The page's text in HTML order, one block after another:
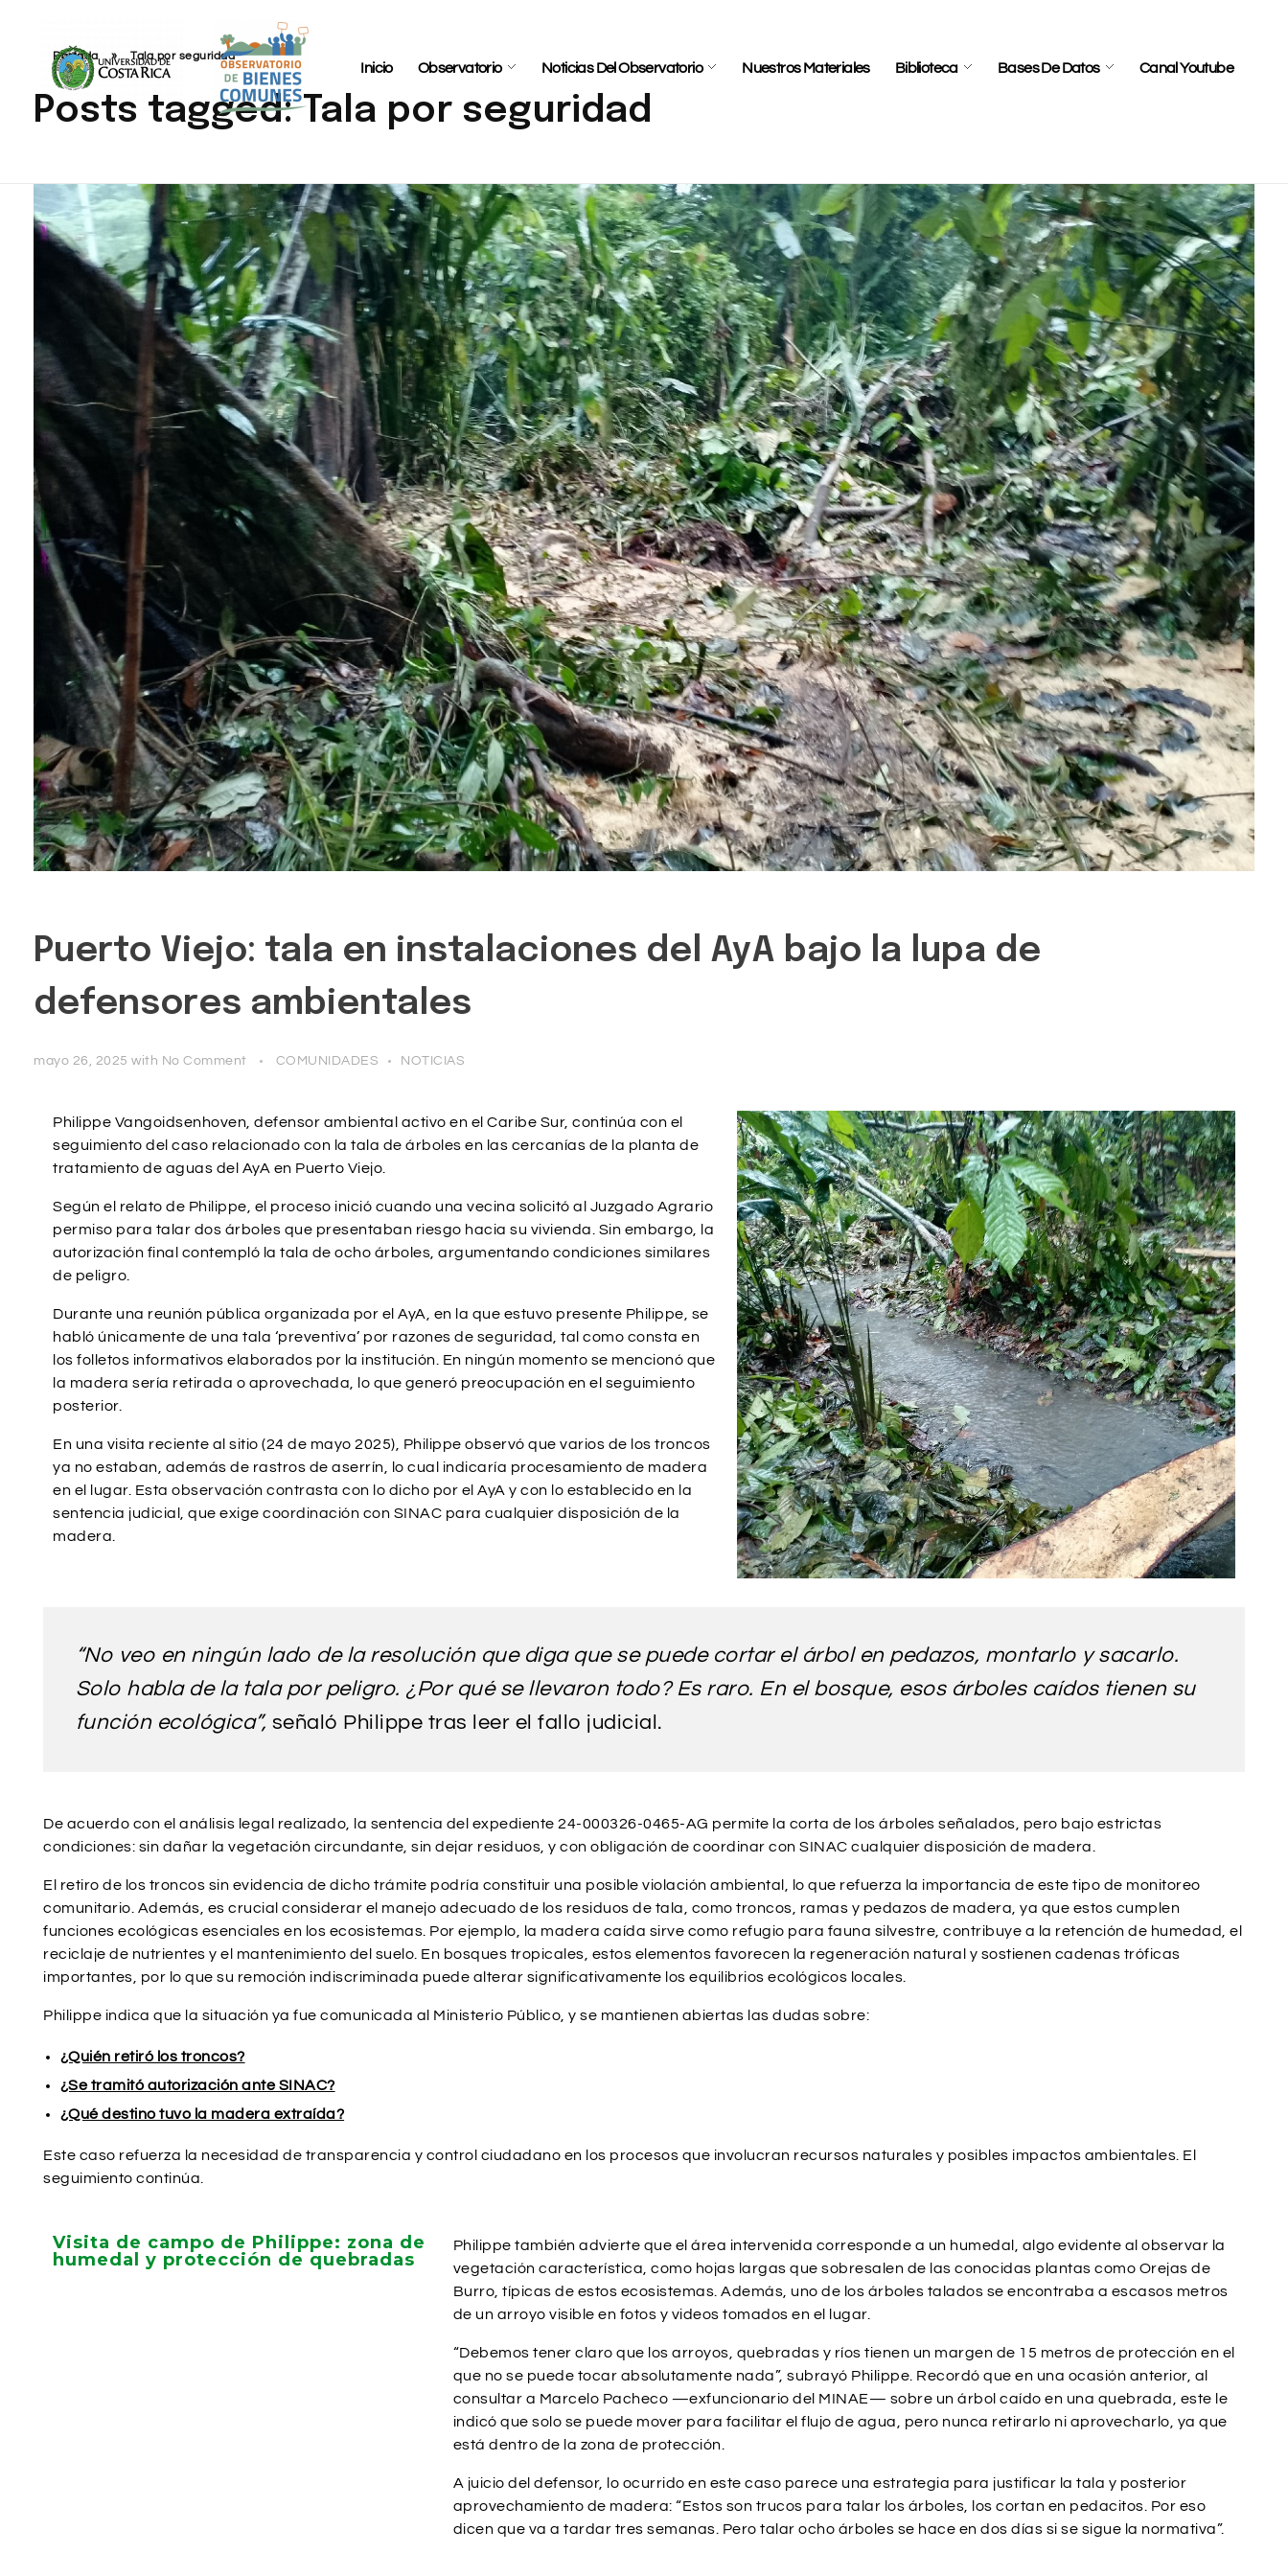
Inicio Observatorio Noticias Del Observatorio Nuestros Materiales Biblioteca Bases De Datos Canal Youtube
Portada » Tala por seguridad
Posts tagged: Tala por seguridad
Puerto Viejo: tala en instalaciones del AyA bajo la lupa de
defensores ambientales
mayo 26, 2025 with No Comment COMUNIDADES NOTICIAS
Philippe Vangoidsenhoven, defensor ambiental activo en el Caribe Sur, continúa con el
seguimiento del caso relacionado con la tala de árboles en las cercanías de la planta de
tratamiento de aguas del AyA en Puerto Viejo.
Según el relato de Philippe, el proceso inició cuando una vecina solicitó al Juzgado Agrario
permiso para talar dos árboles que presentaban riesgo hacia su vivienda. Sin embargo, la
autorización final contempló la tala de ocho árboles, argumentando condiciones similares
de peligro.
Durante una reunión pública organizada por el AyA, en la que estuvo presente Philippe, se
habló únicamente de una tala ‘preventiva’ por razones de seguridad, tal como consta en
los folletos informativos elaborados por la institución. En ningún momento se mencionó que
la madera sería retirada o aprovechada, lo que generó preocupación en el seguimiento
posterior.
En una visita reciente al sitio (24 de mayo 2025), Philippe observó que varios de los troncos
ya no estaban, además de rastros de aserrín, lo cual indicaría procesamiento de madera
en el lugar. Esta observación contrasta con lo dicho por el AyA y con lo establecido en la
sentencia judicial, que exige coordinación con SINAC para cualquier disposición de la
madera.
“No veo en ningún lado de la resolución que diga que se puede cortar el árbol en pedazos, montarlo y sacarlo.
Solo habla de la tala por peligro. ¿Por qué se llevaron todo? Es raro. En el bosque, esos árboles caídos tienen su
función ecológica”, señaló Philippe tras leer el fallo judicial.
De acuerdo con el análisis legal realizado, la sentencia del expediente 24-000326-0465-AG permite la corta de los árboles señalados, pero bajo estrictas
condiciones: sin dañar la vegetación circundante, sin dejar residuos, y con obligación de coordinar con SINAC cualquier disposición de madera.
El retiro de los troncos sin evidencia de dicho trámite podría constituir una posible violación ambiental, lo que refuerza la importancia de este tipo de monitoreo
comunitario. Además, es crucial considerar el manejo adecuado de los residuos de tala, como troncos, ramas y pedazos de madera, ya que estos cumplen
funciones ecológicas esenciales en los ecosistemas. Por ejemplo, la madera caída sirve como refugio para fauna silvestre, contribuye a la retención de humedad, el
reciclaje de nutrientes y el mantenimiento del suelo. En bosques tropicales, estos elementos favorecen la regeneración natural y sostienen cadenas tróficas
importantes, por lo que su remoción indiscriminada puede alterar significativamente los equilibrios ecológicos locales.
Philippe indica que la situación ya fue comunicada al Ministerio Público, y se mantienen abiertas las dudas sobre:
¿Quién retiró los troncos?
¿Se tramitó autorización ante SINAC?
¿Qué destino tuvo la madera extraída?
Este caso refuerza la necesidad de transparencia y control ciudadano en los procesos que involucran recursos naturales y posibles impactos ambientales. El
seguimiento continúa.
Visita de campo de Philippe: zona de
humedal y protección de quebradas
Philippe también advierte que el área intervenida corresponde a un humedal, algo evidente al observar la
vegetación característica, como hojas largas que sobresalen de las conocidas plantas como Orejas de
Burro, típicas de estos ecosistemas. Además, uno de los árboles talados se encontraba a escasos metros
de un arroyo visible en fotos y videos tomados en el lugar.
“Debemos tener claro que los arroyos, quebradas y ríos tienen un margen de 15 metros de protección en el
que no se puede tocar absolutamente nada”, subrayó Philippe. Recordó que en una ocasión anterior, al
consultar a Marcelo Pacheco —exfuncionario del MINAE— sobre un árbol caído en una quebrada, este le
indicó que solo se puede mover para facilitar el flujo de agua, pero nunca retirarlo ni aprovecharlo, ya que
está dentro de la zona de protección.
A juicio del defensor, lo ocurrido en este caso parece una estrategia para justificar la tala y posterior
aprovechamiento de madera: “Estos son trucos para talar los árboles, los cortan en pedacitos. Por eso
dicen que va a tardar tres semanas. Pero talar ocho árboles se hace en dos días si se sigue la normativa”.